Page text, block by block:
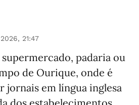
21:47
padaria ou
de Ourique, onde é
jornais em língua inglesa